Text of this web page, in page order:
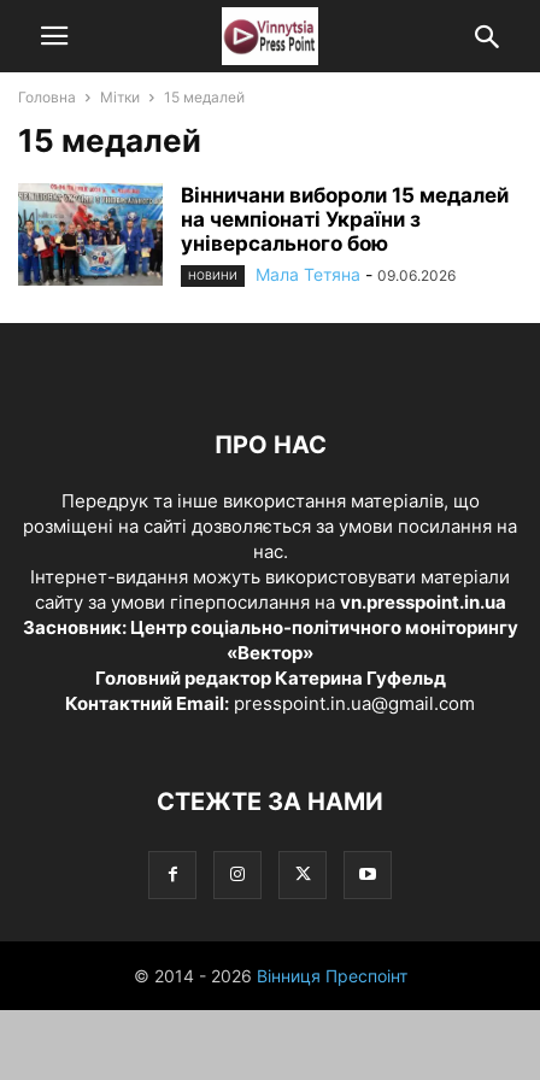
Головна Мітки 15 медалей
15 медалей
Вінничани вибороли 15 медалей
на чемпіонаті України з
універсального бою
НОВИНИ Мала Тетяна - 09.06.2026
ПРО НАС
Передрук та інше використання матеріалів, що
розміщені на сайті дозволяється за умови посилання на
нас.
Інтернет-видання можуть використовувати матеріали
сайту за умови гіперпосилання на vn.presspoint.in.ua
Засновник: Центр соціально-політичного моніторингу
«Вектор»
Головний редактор Катерина Гуфельд
Контактний Email: presspoint.in.ua@gmail.com
СТЕЖТЕ ЗА НАМИ
© 2014 - 2026 Вінниця Преспоінт